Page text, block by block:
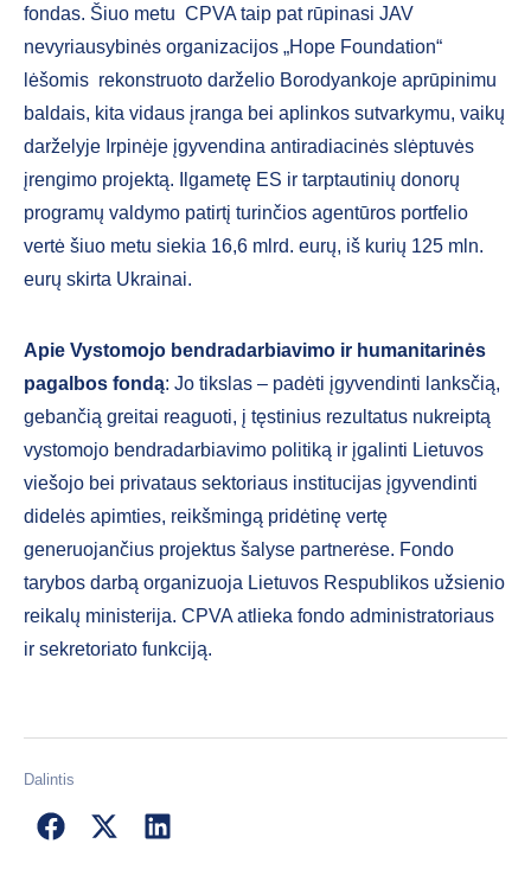
fondas. Šiuo metu CPVA taip pat rūpinasi JAV
nevyriausybinės organizacijos „Hope Foundation“
lėšomis rekonstruoto darželio Borodyankoje aprūpinimu
baldais, kita vidaus įranga bei aplinkos sutvarkymu, vaikų
darželyje Irpinėje įgyvendina antiradiacinės slėptuvės
įrengimo projektą. Ilgametę ES ir tarptautinių donorų
programų valdymo patirtį turinčios agentūros portfelio
vertė šiuo metu siekia 16,6 mlrd. eurų, iš kurių 125 mln.
eurų skirta Ukrainai.
Apie Vystomojo bendradarbiavimo ir humanitarinės
pagalbos fondą: Jo tikslas – padėti įgyvendinti lanksčią,
gebančią greitai reaguoti, į tęstinius rezultatus nukreiptą
vystomojo bendradarbiavimo politiką ir įgalinti Lietuvos
viešojo bei privataus sektoriaus institucijas įgyvendinti
didelės apimties, reikšmingą pridėtinę vertę
generuojančius projektus šalyse partnerėse. Fondo
tarybos darbą organizuoja Lietuvos Respublikos užsienio
reikalų ministerija. CPVA atlieka fondo administratoriaus
ir sekretoriato funkciją.
Dalintis